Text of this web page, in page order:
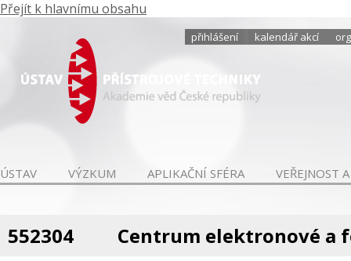
Přejít k hlavnímu obsahu
přihlášení kalendář akcí
ÚSTAV VÝZKUM APLIKAČNÍ SFÉRA VEŘEJNOST
552304 Centrum elektronové a